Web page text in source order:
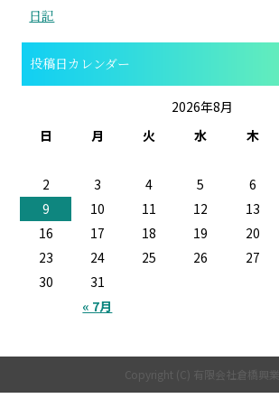
日記
投稿日カレンダー
2026年8月
日
月 火 水 木
« 7月
2
3 4 5 6
9
10 11 12 13
16
17 18 19 20
23
24 25 26 27
30
31
Copyright (C) 有限会社倉橋興業